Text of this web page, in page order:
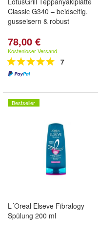
Classic G340 – beidseitig,
gusseisern & robust
78,00 €
Kostenloser Versand
7
Bestseller
L´Oreal Elseve Fibralogy
Spülung 200 ml